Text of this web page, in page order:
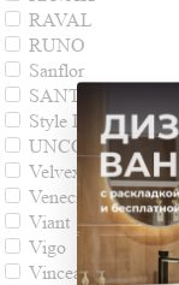
RAVAL
RUNO
Sanflor
SANTREK HOME
Style Line
UNCORIA
Velvex
Veneciana
Viant
Vigo
Vincea